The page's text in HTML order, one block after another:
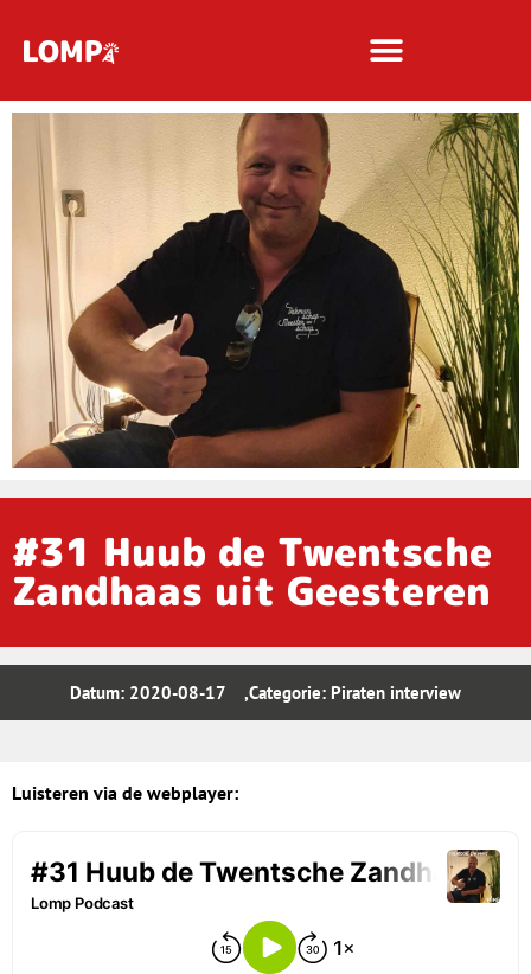
#31 Huub de Twentsche
Zandhaas uit Geesteren
Datum: 2020-08-17 ,Categorie: Piraten interview
Luisteren via de webplayer: